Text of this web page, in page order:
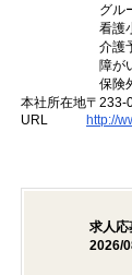
グル
看護
介護
障が
保険
本社所在地〒233-
URL
http://
求人応
2026/